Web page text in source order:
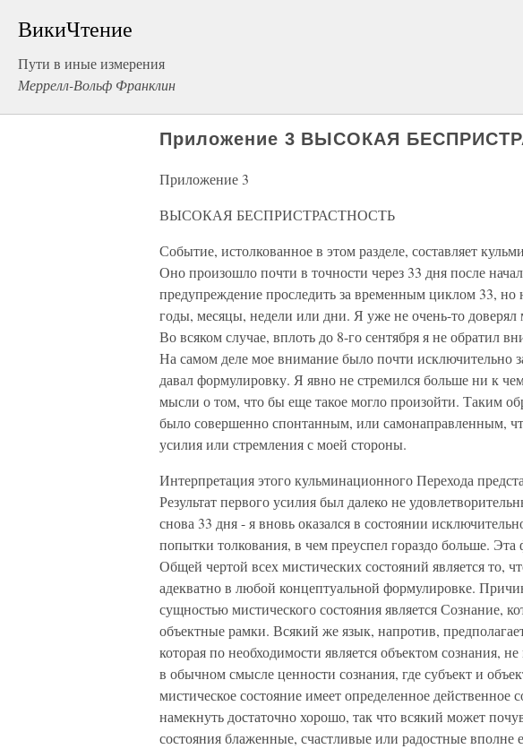
ВикиЧтение
Пути в иные измерения
Меррелл-Вольф Франклин
Приложение 3 ВЫСОКАЯ
Приложение 3
ВЫСОКАЯ БЕСПРИСТРАСТНОСТЬ
Событие, истолкованное в этом разделе, составляет
Оно произошло почти в точности через 33 дня после
предупреждение проследить за временным циклом 33, но
годы, месяцы, недели или дни. Я уже не очень-то
Во всяком случае, вплоть до 8-го сентября я не обратил
На самом деле мое внимание было почти исключительно
давал формулировку. Я явно не стремился больше ни к
мысли о том, что бы еще такое могло произойти. Таким
было совершенно спонтанным, или самонаправленным,
усилия или стремления с моей стороны.
Интерпретация этого кульминационного Перехода
Результат первого усилия был далеко не
снова 33 дня - я вновь оказался в состоянии
попытки толкования, в чем преуспел гораздо больше. Эта
Общей чертой всех мистических состояний является то,
адекватно в любой концептуальной формулировке.
сущностью мистического состояния является Сознание,
объектные рамки. Всякий же язык, напротив,
которая по необходимости является объектом сознания,
в обычном смысле ценности сознания, где субъект и
мистическое состояние имеет определенное действенное
намекнуть достаточно хорошо, так что всякий может
состояния блаженные, счастливые или радостные вполне